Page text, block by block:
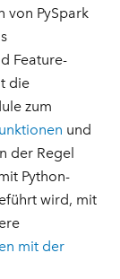
von PySpark
Feature-
die
zum
und
der Regel
Python-
wird, mit
mit der